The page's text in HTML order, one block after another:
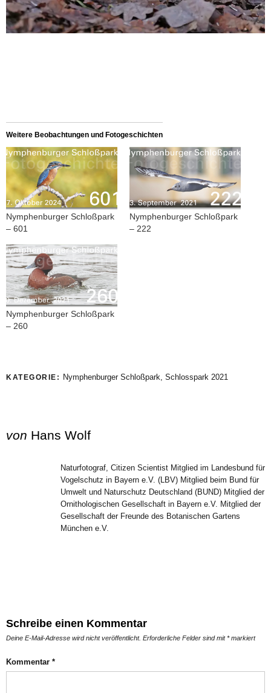
Weitere Beobachtungen und Fotogeschichten
Nymphenburger Schloßpark
– 601
Nymphenburger Schloßpark
– 222
Nymphenburger Schloßpark
– 260
KATEGORIE: Nymphenburger Schloßpark Schlosspark 2021
von Hans Wolf
Naturfotograf, Citizen Scientist Mitglied im Landesbund für
Vogelschutz in Bayern e.V. (LBV) Mitglied beim Bund für
Umwelt und Naturschutz Deutschland (BUND) Mitglied der
Ornithologischen Gesellschaft in Bayern e.V. Mitglied der
Gesellschaft der Freunde des Botanischen Gartens
München e.V.
Schreibe einen Kommentar
Deine E-Mail-Adresse wird nicht veröffentlicht. Erforderliche Felder sind mit*markiert
Kommentar *